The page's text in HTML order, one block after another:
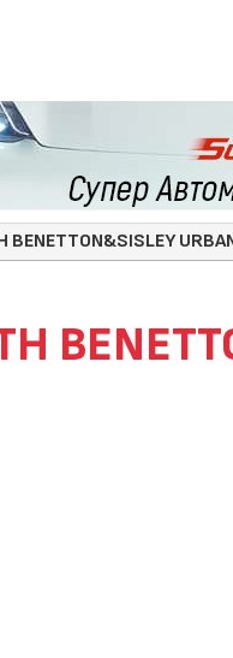
BENETTON&SISLEY